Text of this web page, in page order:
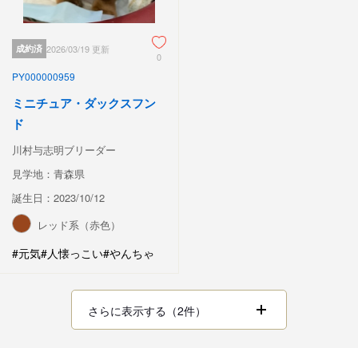
成約済 2026/03/19 更新
0
PY000000959
ミニチュア・ダックスフン
ド
川村与志明ブリーダー
見学地：青森県
誕生日：2023/10/12
レッド系（赤色）
#元気#人懐っこい#やんちゃ
さらに表示する（2件）